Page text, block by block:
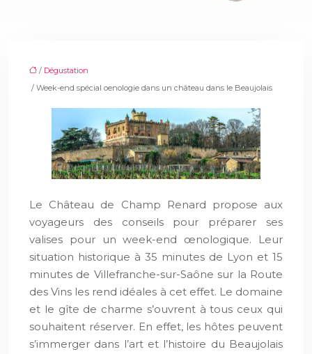
/ Dégustation
/ Week-end spécial oenologie dans un château dans le Beaujolais
Le Château de Champ Renard propose aux
voyageurs des conseils pour préparer ses
valises pour un week-end œnologique. Leur
situation historique à 35 minutes de Lyon et 15
minutes de Villefranche-sur-Saône sur la Route
des Vins les rend idéales à cet effet. Le domaine
et le gîte de charme s’ouvrent à tous ceux qui
souhaitent réserver. En effet, les hôtes peuvent
s’immerger dans l’art et l’histoire du Beaujolais